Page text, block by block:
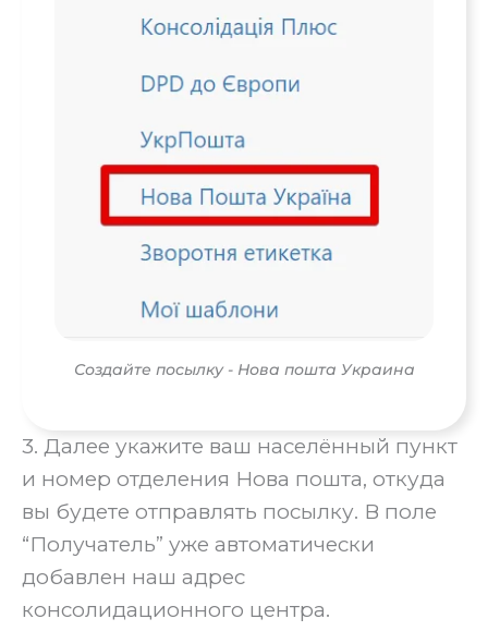
Создайте посылку - Нова пошта Украина
3. Далее укажите ваш населённый пункт
и номер отделения Нова пошта, откуда
вы будете отправлять посылку. В поле
“Получатель” уже автоматически
добавлен наш адрес
консолидационного центра.